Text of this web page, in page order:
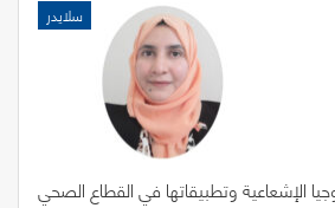
سلايدر
الإشعاعية وتطبيقاتها في القطاع الصحي